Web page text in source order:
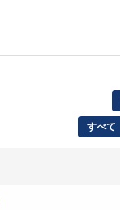
すべて